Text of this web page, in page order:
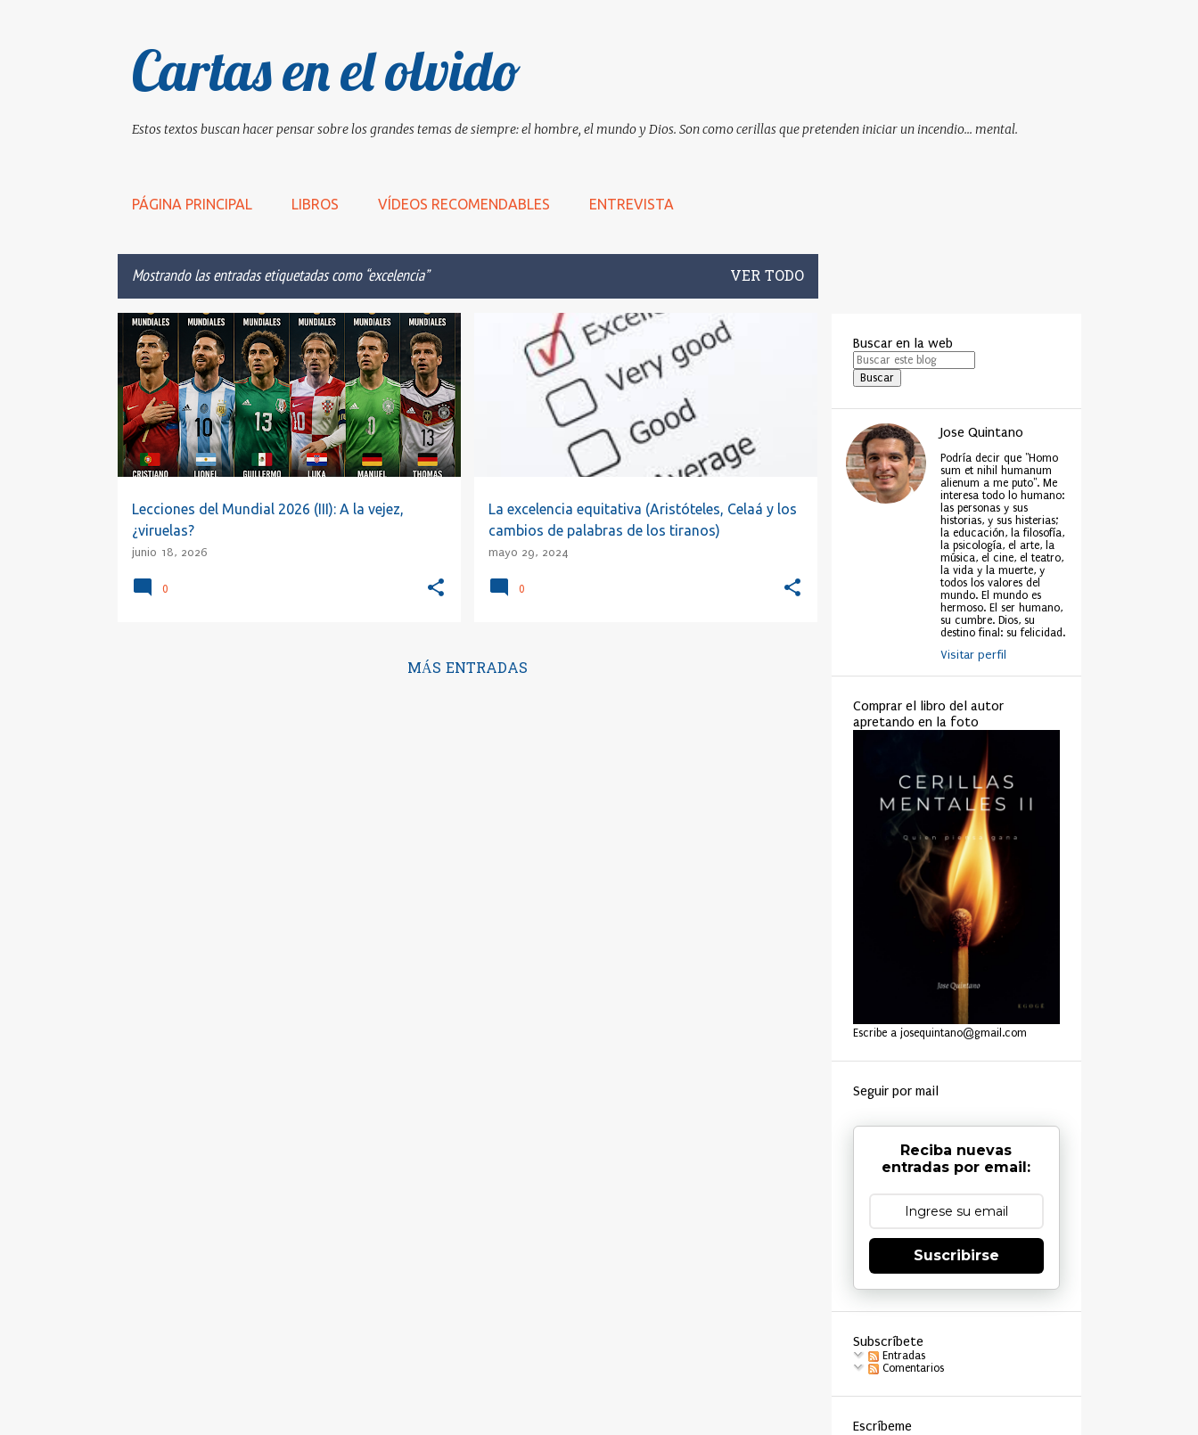
Cartas en el olvido
Estos textos buscan hacer pensar sobre los grandes temas de siempre: el hombre, el mundo y Dios. Son como cerillas que pretenden iniciar un incendio... mental.
PÁGINA PRINCIPAL LIBROS VÍDEOS RECOMENDABLES ENTREVISTA
Mostrando las entradas etiquetadas como excelencia VER TODO
n
t
r
a
d
a
s
Lecciones del Mundial 2026 (III): A la vejez,
¿viruelas?
junio 18, 2026
CRISTIANO RONALDO CUMBRE EXCELENCIA +7
0
La excelencia equitativa (Aristóteles, Celaá y los
cambios de palabras de los tiranos)
mayo 29, 2024
ARISTÓTELES EDUCACIÓN EQUIDAD
0
MÁS ENTRADAS
Buscar en la web
Jose Quintano
Podría decir que "Homo
sum et nihil humanum
alienum a me puto". Me
interesa todo lo humano:
las personas y sus
historias, y sus histerias;
la educación, la filosofía,
la psicología, el arte, la
música, el cine, el teatro,
la vida y la muerte, y
todos los valores del
mundo. El mundo es
hermoso. El ser humano,
su cumbre. Dios, su
destino final: su felicidad.
Visitar perfil
Comprar el libro del autor
apretando en la foto
Escribe a josequintano@gmail.com
Seguir por mail
Reciba nuevas
entradas por email:
Suscribirse
Subscríbete
Entradas
Comentarios
Escríbeme